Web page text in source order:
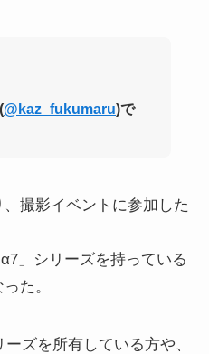
@kaz_fukumaru)で
撮影イベントに参加した
」シリーズを持っている
た。
ズを所有している方や、